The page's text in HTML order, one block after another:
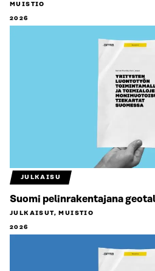
MUISTIO
2026
JULKAISU
Suomi pelinrakentajana
JULKAISUT, MUISTIO
2026